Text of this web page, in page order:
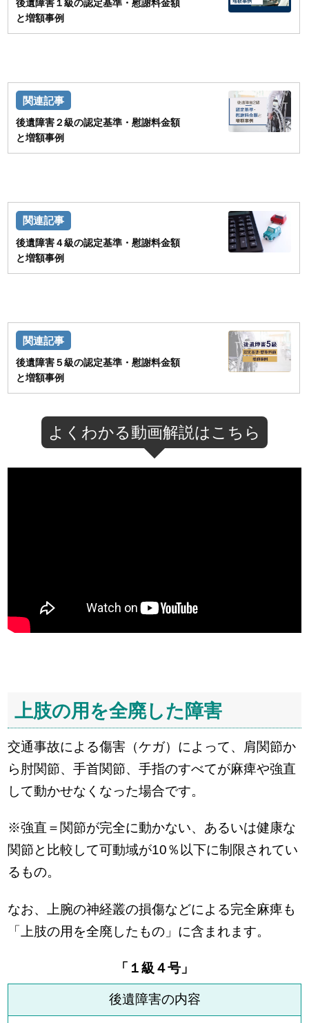
後遺障害１級の認定基準・慰謝料金額
と増額事例
後遺障害２級の認定基準・慰謝料金額
と増額事例
後遺障害４級の認定基準・慰謝料金額
と増額事例
後遺障害５級の認定基準・慰謝料金額
と増額事例
よくわかる動画解説はこちら
上肢の用を全廃した障害
交通事故による傷害（ケガ）によって、肩関節か
ら肘関節、手首関節、手指のすべてが麻痺や強直
して動かせなくなった場合です。
※強直＝関節が完全に動かない、あるいは健康な
関節と比較して可動域が10％以下に制限されてい
るもの。
なお、上腕の神経叢の損傷などによる完全麻痺も
「上肢の用を全廃したもの」に含まれます。
「１級４号」
後遺障害の内容